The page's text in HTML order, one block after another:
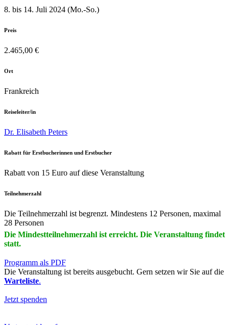
8. bis 14. Juli 2024 (Mo.-So.)
Preis
2.465,00 €
Ort
Frankreich
Reiseleiter/in
Dr. Elisabeth Peters
Rabatt für Erstbucherinnen und Erstbucher
Rabatt von 15 Euro auf diese Veranstaltung
Teilnehmerzahl
Die Teilnehmerzahl ist begrenzt. Mindestens 12 Personen, maximal
28 Personen
Die Mindestteilnehmerzahl ist erreicht. Die Veranstaltung findet
statt.
Programm als PDF
Die Veranstaltung ist bereits ausgebucht. Gern setzen wir Sie auf die
Warteliste.
Jetzt spenden